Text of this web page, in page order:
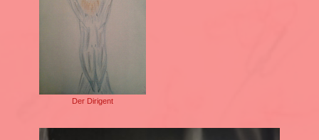
Der Dirigent